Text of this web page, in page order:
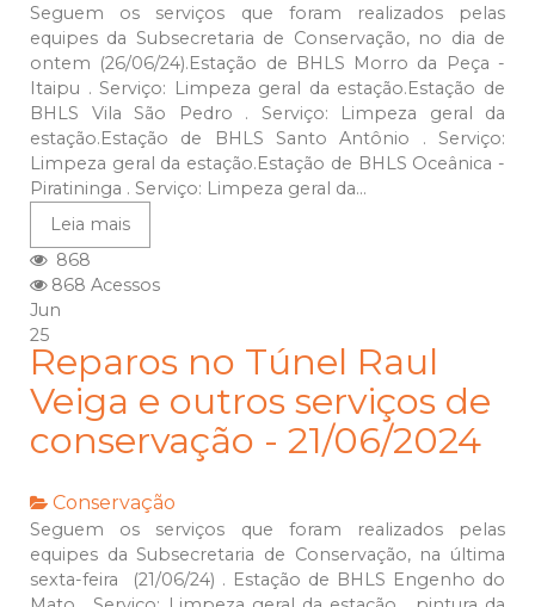
Seguem os serviços que foram realizados pelas
equipes da Subsecretaria de Conservação, no dia de
ontem (26/06/24).Estação de BHLS Morro da Peça -
Itaipu . Serviço: Limpeza geral da estação.Estação de
BHLS Vila São Pedro . Serviço: Limpeza geral da
estação.Estação de BHLS Santo Antônio . Serviço:
Limpeza geral da estação.Estação de BHLS Oceânica -
Piratininga . Serviço: Limpeza geral da...
Leia mais
868
868 Acessos
Jun
25
Reparos no Túnel Raul
Veiga e outros serviços de
conservação - 21/06/2024
Conservação
Seguem os serviços que foram realizados pelas
equipes da Subsecretaria de Conservação, na última
sexta-feira (21/06/24) . Estação de BHLS Engenho do